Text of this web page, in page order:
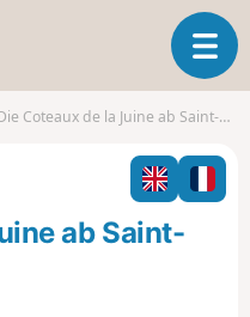
T
o
g
l
n
Coteaux de la Juine ab Saint-Martin-d'Étampes
ab Saint-